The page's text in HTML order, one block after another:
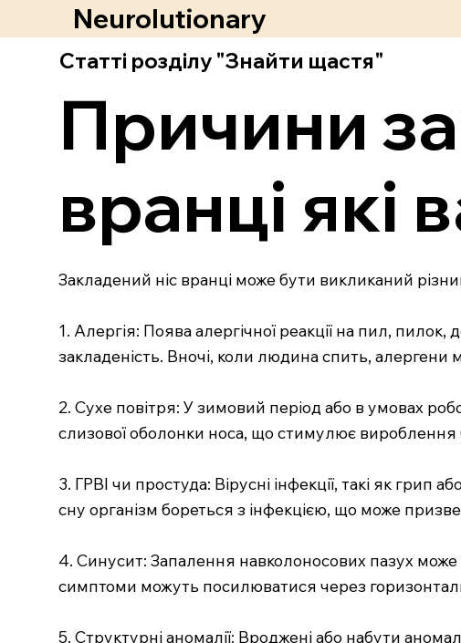
Neurolutionary
Статті розділу "Знайти щастя"
Причини
вранці які
Закладений ніс вранці може бути викликаний
1. Алергія: Поява алергічної реакції на пил,
закладеність. Вночі, коли людина спить,
2. Сухе повітря: У зимовий період або в умовах
слизової оболонки носа, що стимулює вироблення
3. ГРВІ чи простуда: Вірусні інфекції, такі як
сну організм бореться з інфекцією, що може
4. Синусит: Запалення навколоносових пазух може
симптоми можуть посилюватися через
5. Структурні аномалії: Вроджені або набути